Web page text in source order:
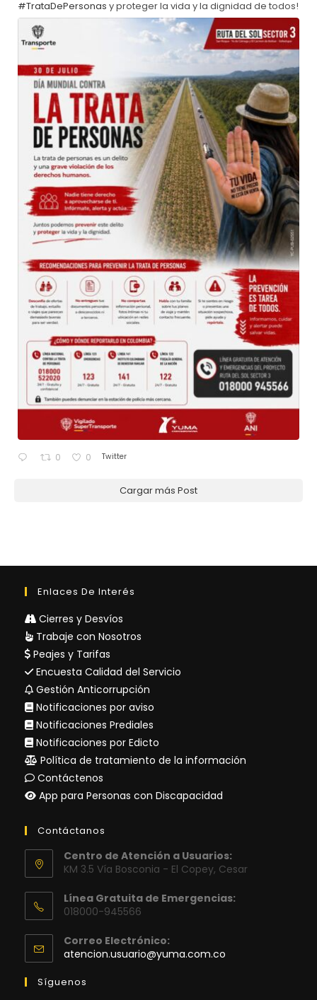
#TrataDePersonas y proteger la vida y la dignidad de todos!
0 0 Twitter
Cargar más Post
Enlaces De Interés
Cierres y Desvíos
Trabaje con Nosotros
Peajes y Tarifas
Encuesta Calidad del Servicio
Gestión Anticorrupción
Notificaciones por aviso
Notificaciones Prediales
Notificaciones por Edicto
Política de tratamiento de la información
Contáctenos
App para Personas con Discapacidad
Contáctanos
Centro de Atención a Usuarios:
KM 3.5 Vía Bosconia - El Copey, Cesar
Línea Gratuita de Emergencias:
018000-945566
Correo Electrónico:
atencion.usuario@yuma.com.co
Síguenos